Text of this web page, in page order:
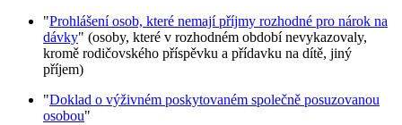
"Prohlášení osob, které nemají příjmy rozhodné pro nárok na
dávky" (osoby, které v rozhodném období nevykazovaly,
kromě rodičovského příspěvku a přídavku na dítě, jiný
příjem)
"Doklad o výživném poskytovaném společně posuzovanou
osobou"